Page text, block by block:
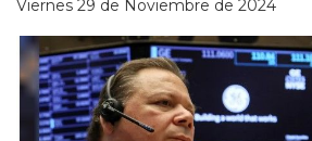
Viernes 29 de Noviembre de 2024